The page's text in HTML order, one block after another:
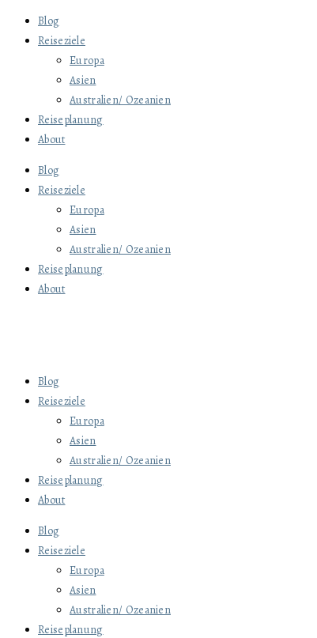
Blog
Reiseziele
Europa
Asien
Australien/ Ozeanien
Reiseplanung
About
Blog
Reiseziele
Europa
Asien
Australien/ Ozeanien
Reiseplanung
About
Blog
Reiseziele
Europa
Asien
Australien/ Ozeanien
Reiseplanung
About
Blog
Reiseziele
Europa
Asien
Australien/ Ozeanien
Reiseplanung